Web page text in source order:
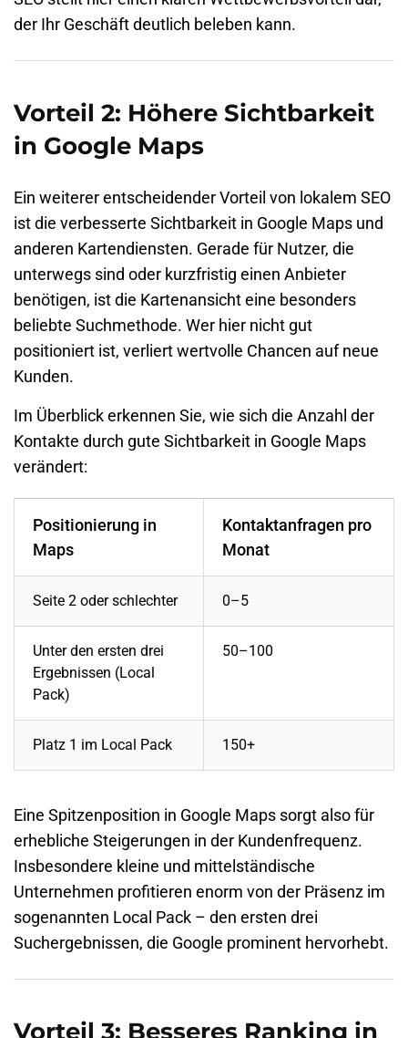
der Ihr Geschäft deutlich beleben kann.
Vorteil 2: Höhere Sichtbarkeit
in Google Maps
Ein weiterer entscheidender Vorteil von lokalem SEO
ist die verbesserte Sichtbarkeit in Google Maps und
anderen Kartendiensten. Gerade für Nutzer, die
unterwegs sind oder kurzfristig einen Anbieter
benötigen, ist die Kartenansicht eine besonders
beliebte Suchmethode. Wer hier nicht gut
positioniert ist, verliert wertvolle Chancen auf neue
Kunden.
Im Überblick erkennen Sie, wie sich die Anzahl der
Kontakte durch gute Sichtbarkeit in Google Maps
verändert:
Positionierung in
Maps
Kontaktanfragen pro
Monat
Seite 2 oder schlechter 0–5
Unter den ersten drei
Ergebnissen (Local
Pack)
50–100
Platz 1 im Local Pack 150+
Eine Spitzenposition in Google Maps sorgt also für
erhebliche Steigerungen in der Kundenfrequenz.
Insbesondere kleine und mittelständische
Unternehmen profitieren enorm von der Präsenz im
sogenannten Local Pack – den ersten drei
Suchergebnissen, die Google prominent hervorhebt.
Vorteil 3: Besseres Ranking in